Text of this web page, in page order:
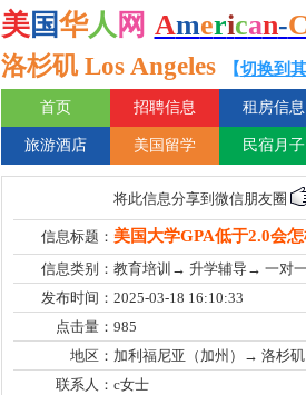
美国华人 网 American-C
洛杉矶 Los Angeles 【切换到
首页 招聘信息 租房信息
旅游酒店 美国留学 民宿月子
将此信息分享到微信朋友圈
信息标题： 美国大学GPA低于2.0会
信息类别： 教育培训→ 升学辅导→ 一对一
发布时间： 2025-03-18 16:10:33
点击量： 985
地区： 加利福尼亚（加州）→ 洛杉矶
联系人： c女士